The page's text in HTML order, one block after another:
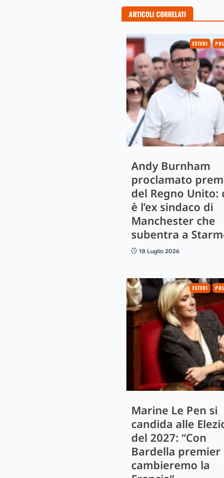
ARTICOLI CORRELATI
ESTERI
Andy Burnham
proclamato
del Regno Unito:
è l’ex sindaco di
Manchester che
subentra a
18 Luglio 2026
ESTERI
Marine Le Pen si
candida alle
del 2027: “Con
Bardella premier
cambieremo la